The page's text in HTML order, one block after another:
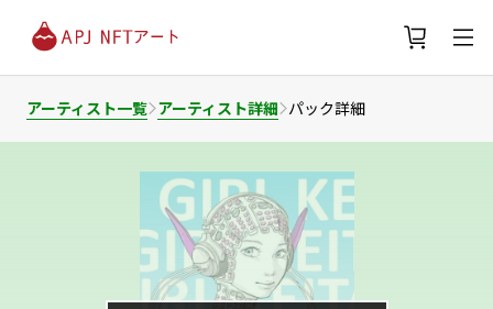
アーティスト一覧 アーティスト詳細 パック詳細